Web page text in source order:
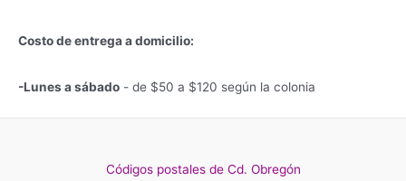
Costo de entrega a domicilio:
-Lunes a sábado - de $50 a $120 según la colonia
Códigos postales de Cd. Obregón